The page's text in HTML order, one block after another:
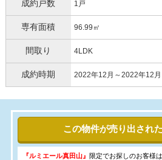
成約戸数 1戸
専有面積 96.99㎡
間取り 4LDK
成約時期 2022年12月～2022年12月
この物件が売り出され
『ルミエール真田山』 限定でお探しのお客様